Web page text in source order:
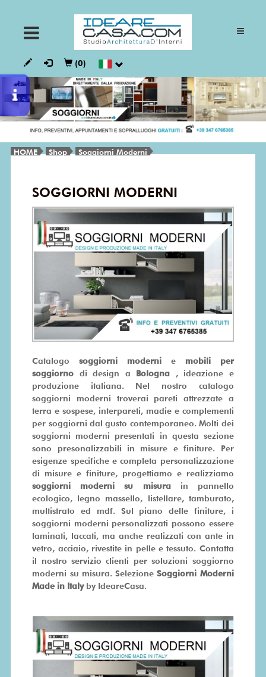
CUCINE
BAGNI
MISURA
PROMO
(0)
HOME Shop Soggiorni Moderni
SOGGIORNI MODERNI
Catalogo soggiorni moderni e mobili per
soggiorno di design a Bologna , ideazione e
produzione italiana. Nel nostro catalogo
soggiorni moderni troverai pareti attrezzate a
terra e sospese, interpareti, madie e complementi
per soggiorni dal gusto contemporaneo. Molti dei
soggiorni moderni presentati in questa sezione
sono presonalizzabili in misure e finiture. Per
esigenze specifiche e completa personalizzazione
di misure e finiture, progettiamo e realizziamo
soggiorni moderni su misura in pannello
ecologico, legno massello, listellare, tamburato,
multistrato ed mdf. Sul piano delle finiture, i
soggiorni moderni personalizzati possono essere
laminati, laccati, ma anche realizzati con ante in
vetro, acciaio, rivestite in pelle e tessuto. Contatta
il nostro servizio clienti per soluzioni soggiorno
moderni su misura. SelezioneSoggiorni Moderni
Made in Italyby IdeareCasa.